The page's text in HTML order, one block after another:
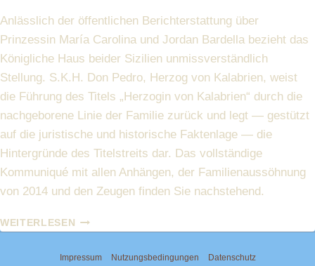
Anlässlich der öffentlichen Berichterstattung über
Prinzessin María Carolina und Jordan Bardella bezieht das
Königliche Haus beider Sizilien unmissverständlich
Stellung. S.K.H. Don Pedro, Herzog von Kalabrien, weist
die Führung des Titels „Herzogin von Kalabrien“ durch die
nachgeborene Linie der Familie zurück und legt — gestützt
auf die juristische und historische Faktenlage — die
Hintergründe des Titelstreits dar. Das vollständige
Kommuniqué mit allen Anhängen, der Familienaussöhnung
von 2014 und den Zeugen finden Sie nachstehend.
WEITERLESEN DER
HERZOG
KALABRIEN
Impressum Nutzungsbedingungen Datenschutz